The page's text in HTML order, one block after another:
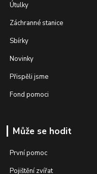
Útulky
Záchranné stanice
Sbírky
Novinky
Přispěli jsme
Fond pomoci
Může se hodit
První pomoc
Pojištění zvířat